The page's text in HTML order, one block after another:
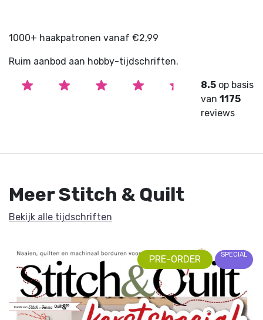
1000+ haakpatronen vanaf €2,99
Ruim aanbod aan hobby-tijdschriften.
8.5 op basis
van1175
reviews
Meer Stitch & Quilt
Bekijk alle tijdschriften
PRE-ORDER SPECIAL